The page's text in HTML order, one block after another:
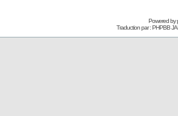
Powered by
Traduction par : PHPBB